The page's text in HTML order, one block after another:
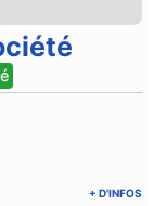
+ D'INFOS